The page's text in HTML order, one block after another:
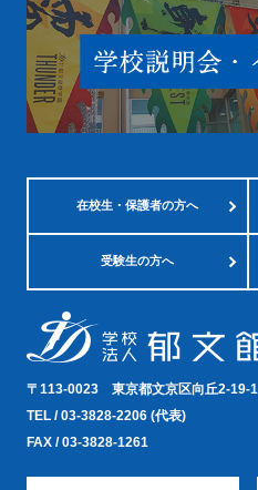
在校生・保護者の方へ
受験生の方へ
〒113-0023 東京都文京区向丘2-19-1
TEL /03-3828-2206 (代表)
FAX / 03-3828-1261